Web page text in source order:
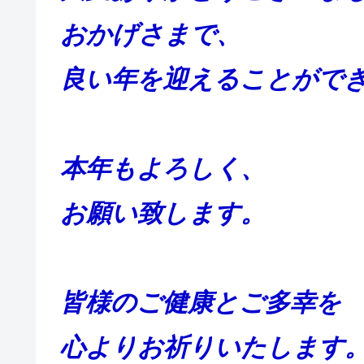
おかげさまで、
良い年を迎えることがで
本年もよろしく、
お願い致します。
皆様のご健康とご多幸を
心よりお祈りいたします。